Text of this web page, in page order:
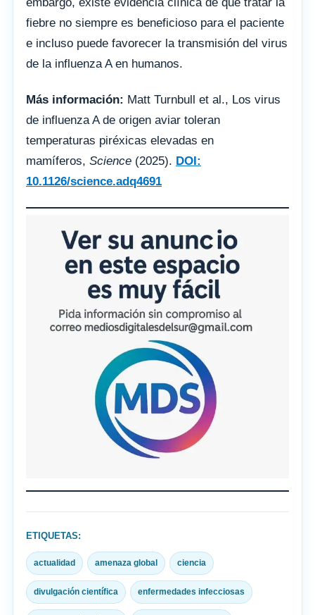
fiebre no siempre es beneficioso para el paciente
e incluso puede favorecer la transmisión del virus
de la influenza A en humanos.
Más información: Matt Turnbull et al., Los virus
de influenza A de origen aviar toleran
temperaturas piréxicas elevadas en
mamíferos, Science (2025). DOI:
10.1126/science.adq4691
ETIQUETAS:
actualidad amenaza global ciencia
divulgación científica enfermedades infecciosas